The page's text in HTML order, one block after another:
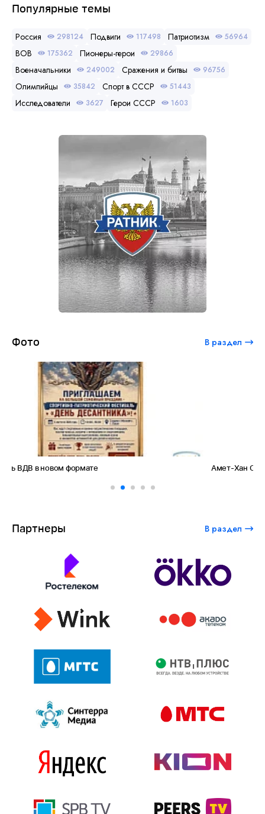
Популярные темы
Россия 298124 Подвиги 117498 Патриотизм 56964
ВОВ 175362 Пионеры-герои 29866
Военачальники 249002 Сражения и битвы 96756
Олимпийцы 35842 Спорт в СССР 51443
Исследователи 3627 Герои СССР 1603
Фото В раздел
Амет-Хан Султан: небо как судьба
Партнеры В раздел